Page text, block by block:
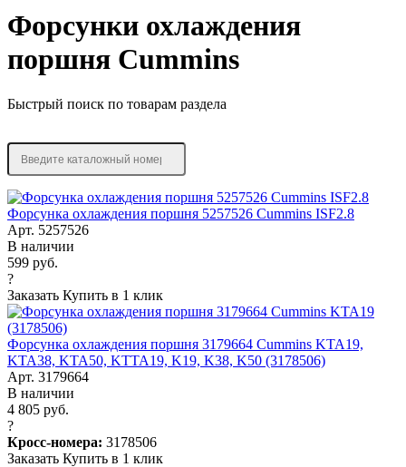
Форсунки охлаждения
поршня Cummins
Быстрый поиск по товарам раздела
Форсунка охлаждения поршня 5257526 Cummins ISF2.8
Арт. 5257526
В наличии
599 руб.
?
Заказать Купить в 1 клик
Форсунка охлаждения поршня 3179664 Cummins KTA19,
KTA38, KTA50, KTTA19, K19, K38, K50 (3178506)
Арт. 3179664
В наличии
4 805 руб.
?
Кросс-номера: 3178506
Заказать Купить в 1 клик